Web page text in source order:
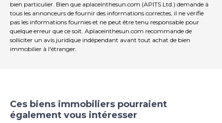
bien particulier. Bien que aplaceinthesun.com (APITS Ltd.) demande à
tous les annonceurs de fournir des informations correctes, il ne vérifie
pas les informations fournies et ne peut être tenu responsable pour
quelque erreur que ce soit. Aplaceinthesun.com recommande de
solliciter un avis juridique indépendant avant tout achat de bien
immobilier à l'étranger.
Ces biens immobiliers pourraient
également vous intéresser